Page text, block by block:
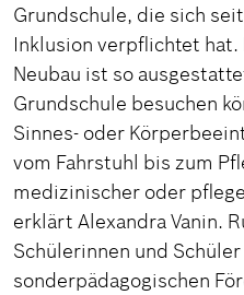
Grundschule, die sich
Inklusion verpflichtet
Neubau ist so
Grundschule besuchen
Sinnes- oder
vom Fahrstuhl bis zum
medizinischer oder
erklärt Alexandra Vanin.
Schülerinnen und
sonderpädagogischen